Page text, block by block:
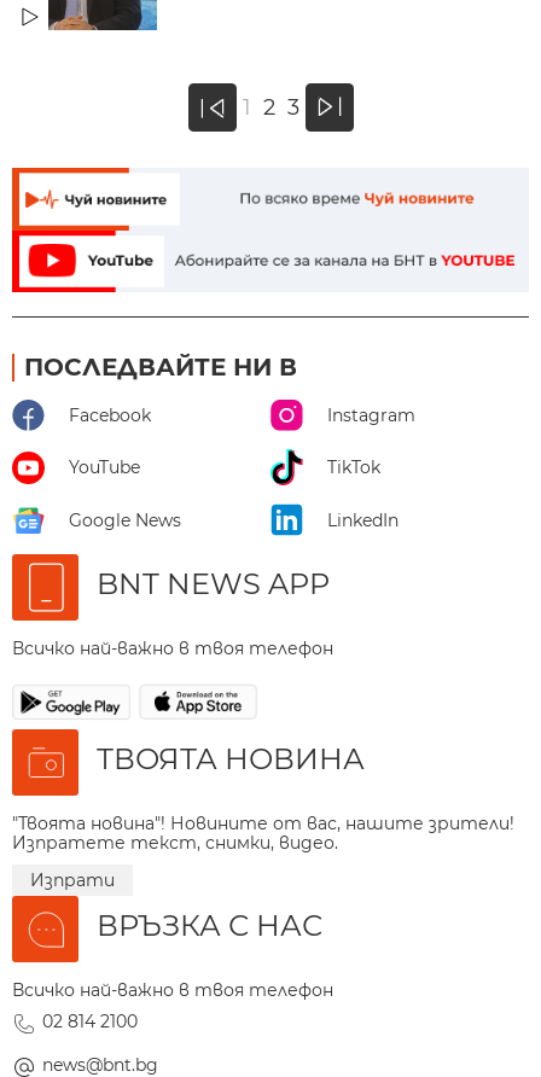
« 1 2 3 »
ПОСЛЕДВАЙТЕ НИ В
Facebook Instagram
YouTube TikTok
Google News LinkedIn
BNT NEWS APP
Всичко най-важно в твоя телефон
ТВОЯТА НОВИНА
"Твоята новина"! Новините от вас, нашите зрители!
Изпратете текст, снимки, видео.
Изпрати
ВРЪЗКА С НАС
Всичко най-важно в твоя телефон
02 814 2100
news@bnt.bg